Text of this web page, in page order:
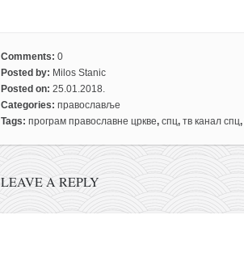
Comments: 0
Posted by: Milos Stanic
Posted on: 25.01.2018.
Categories: православље
Tags: програм православне цркве, спц, тв канал спц,
LEAVE A REPLY